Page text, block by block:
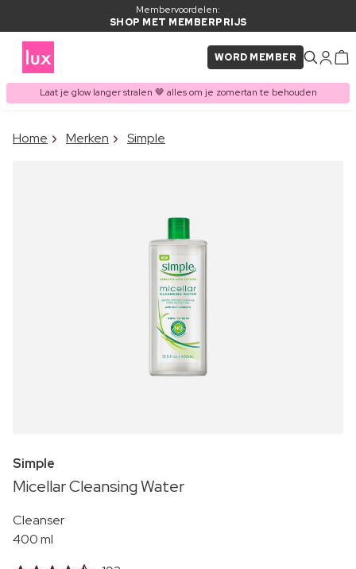
Membervoordelen:
SHOP MET MEMBERPRIJS
WORD MEMBER
Laat je glow langer stralen 🤎 alles om je zomertan te behouden
ITEM TOEGEVOEGD AAN
Vaak samen gekocht met
Home Merken Simple
Simple
Micellar Cleansing Water
Cleanser
400 ml